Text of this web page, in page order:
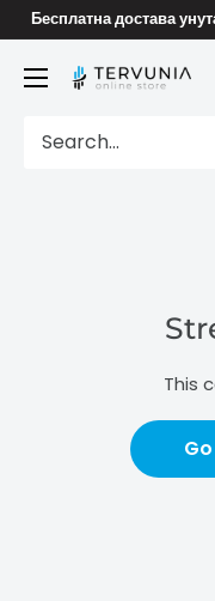
Skip
content
Бесплатна достава
TERVUNIA
Stores
This